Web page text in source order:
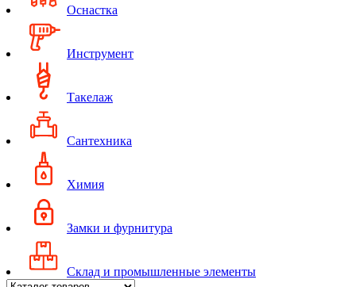
Оснастка
Инструмент
Такелаж
Сантехника
Химия
Замки и фурнитура
Склад и промышленные элементы